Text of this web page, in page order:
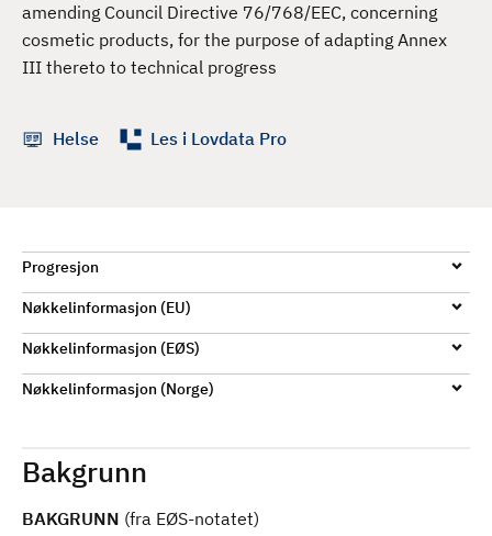
amending Council Directive 76/768/EEC, concerning
cosmetic products, for the purpose of adapting Annex
III thereto to technical progress
Helse Les i Lovdata Pro
Progresjon
Nøkkelinformasjon (EU)
Nøkkelinformasjon (EØS)
Nøkkelinformasjon (Norge)
Bakgrunn
BAKGRUNN (fra EØS-notatet)